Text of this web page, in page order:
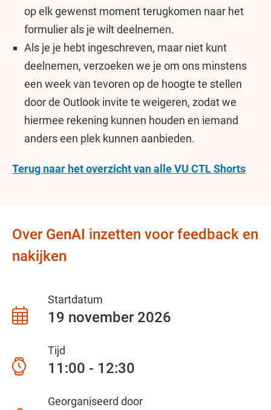
op elk gewenst moment terugkomen naar het
formulier als je wilt deelnemen.
Als je je hebt ingeschreven, maar niet kunt
deelnemen, verzoeken we je om ons minstens
een week van tevoren op de hoogte te stellen
door de Outlook invite te weigeren, zodat we
hiermee rekening kunnen houden en iemand
anders een plek kunnen aanbieden.
Terug naar het overzicht van alle VU CTL Shorts
Over GenAI inzetten voor feedback en
nakijken
Startdatum
19 november 2026
Tijd
11:00 - 12:30
Georganiseerd door